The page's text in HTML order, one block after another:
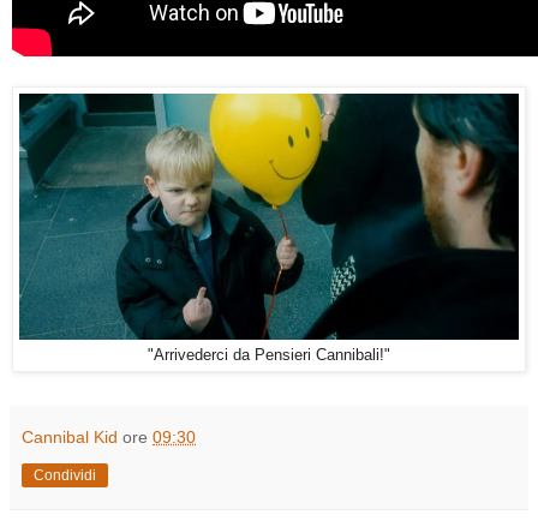
"Arrivederci da Pensieri Cannibali!"
Cannibal Kid ore 09:30
Condividi